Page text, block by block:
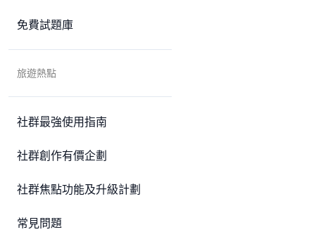
免費試題庫
旅遊熱點
社群最強使用指南
社群創作有價企劃
社群焦點功能及升級計劃
常見問題